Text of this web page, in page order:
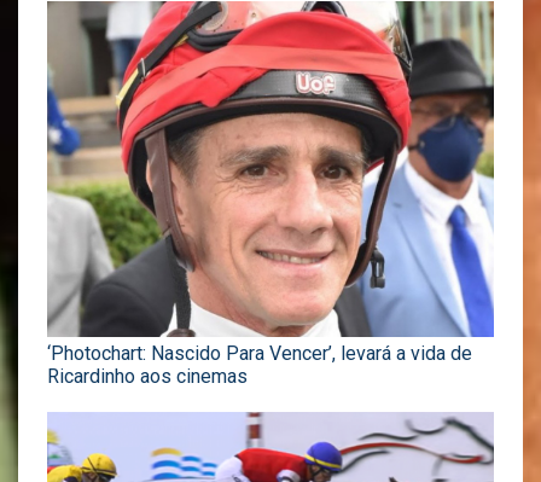
‘Photochart: Nascido Para Vencer’, levará a vida de
Ricardinho aos cinemas